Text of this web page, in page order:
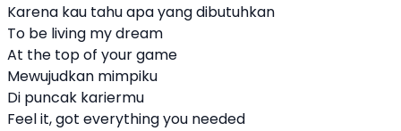
Karena kau tahu apa yang dibutuhkan
To be living my dream
At the top of your game
Mewujudkan mimpiku
Di puncak kariermu
Feel it, got everything you needed